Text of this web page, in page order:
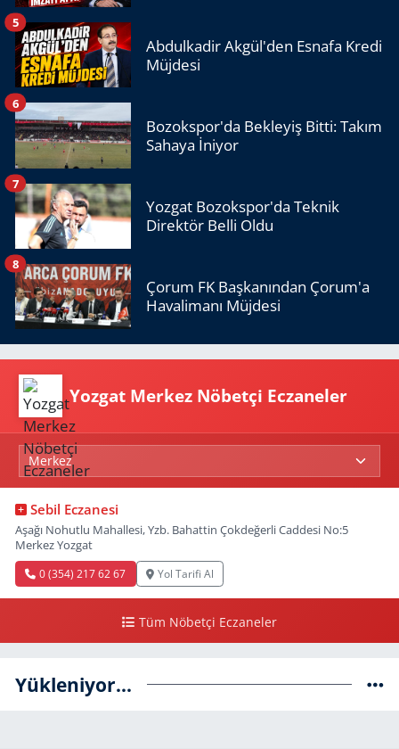
Abdulkadir Akgül'den Esnafa Kredi
Müjdesi
5
Bozokspor'da Bekleyiş Bitti: Takım
Sahaya İniyor
6
Yozgat Bozokspor'da Teknik
Direktör Belli Oldu
7
Çorum FK Başkanından Çorum'a
Havalimanı Müjdesi
8
Yozgat Merkez Nöbetçi Eczaneler
Sebil Eczanesi
Aşağı Nohutlu Mahallesi, Yzb. Bahattin Çokdeğerli Caddesi No:5
Merkez Yozgat
0 (354) 217 62 67 Yol Tarifi Al
Tüm Nöbetçi Eczaneler
Yükleniyor...